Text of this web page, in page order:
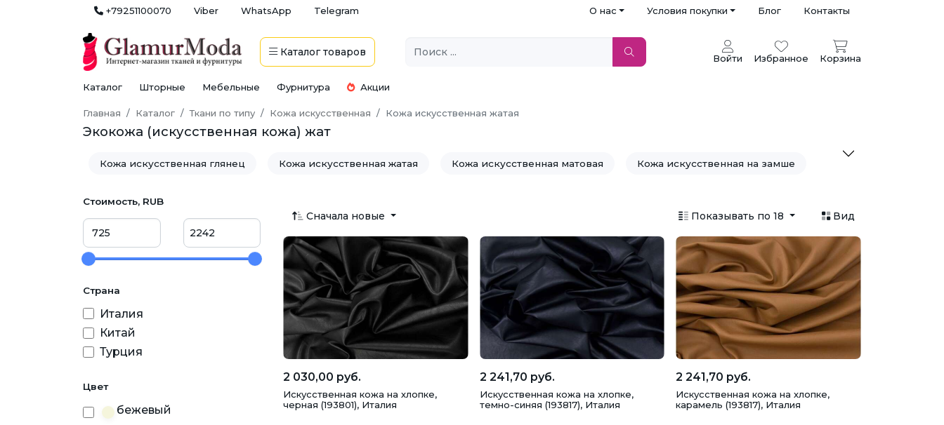
+79251100070 Viber WhatsApp Telegram О нас Условия покупки Блог Контакты
Каталог товаров Войти Избранное Корзина
Каталог Шторные Мебельные Фурнитура Акции
Главная Каталог Ткани по типу Кожа искусственная Кожа искусственная жатая
Экокожа (искусственная кожа) жат
Кожа искусственная глянец Кожа искусственная жатая Кожа искусственная матовая Кожа искусственная на замше
Лаке
Стоимость, RUB
Страна
Италия
Китай
Турция
Цвет
бежевый
Сначала новые Показывать по 18 Вид
2 030,00 руб.
Искусственная кожа на хлопке,
черная (193801), Италия
2 241,70 руб.
Искусственная кожа на хлопке,
темно-синяя (193817), Италия
2 241,70 руб.
Искусственная кожа на хлопке,
карамель (193817), Италия